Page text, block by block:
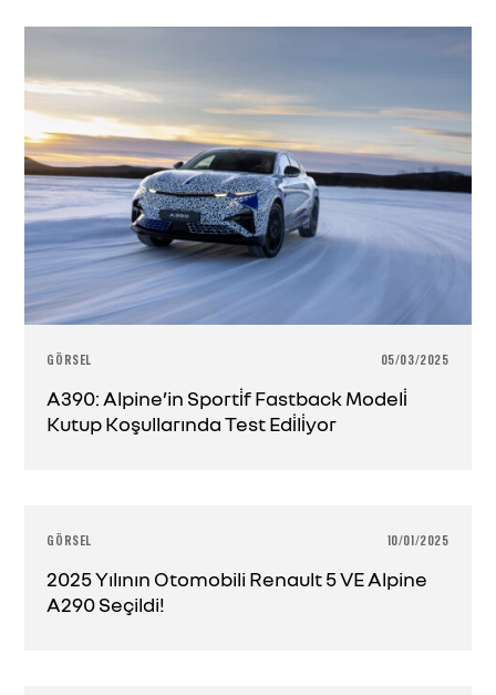
GÖRSEL 05/03/2025
A390: Alpine’in Sporti̇f Fastback Modeli̇
Kutup Koşullarında Test Edi̇li̇yor
GÖRSEL 10/01/2025
2025 Yılının Otomobili Renault 5 VE Alpine
A290 Seçildi!